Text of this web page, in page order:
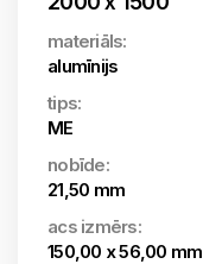
materiāls:
alumīnijs
tips:
ME
nobīde:
21,50 mm
acs izmērs:
150,00 x 56,00 mm